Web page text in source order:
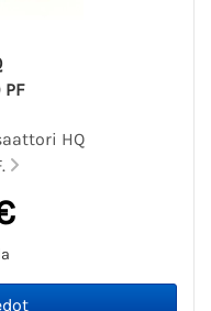
PF
HQ